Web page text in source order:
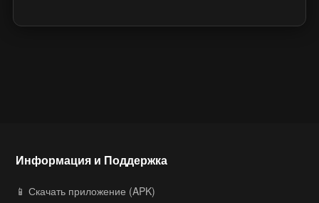
Информация и Поддержка
📱 Скачать приложение (APK)